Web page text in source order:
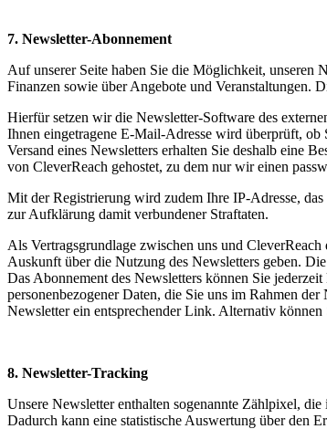
7. Newsletter-Abonnement
Auf unserer Seite haben Sie die Möglichkeit, unseren
Finanzen sowie über Angebote und Veranstaltungen.
Hierfür setzen wir die Newsletter-Software des
Ihnen eingetragene E-Mail-Adresse wird überprüft, ob
Versand eines Newsletters erhalten Sie deshalb eine
von CleverReach gehostet, zu dem nur wir einen
Mit der Registrierung wird zudem Ihre IP-Adresse,
zur Aufklärung damit verbundener Straftaten.
Als Vertragsgrundlage zwischen uns und CleverReach
Auskunft über die Nutzung des Newsletters geben.
Das Abonnement des Newsletters können Sie
personenbezogener Daten, die Sie uns im Rahmen
Newsletter ein entsprechender Link. Alternativ
8. Newsletter-Tracking
Unsere Newsletter enthalten sogenannte Zählpixel,
Dadurch kann eine statistische Auswertung über den